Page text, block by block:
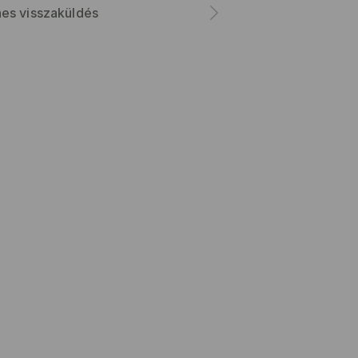
visszaküldés